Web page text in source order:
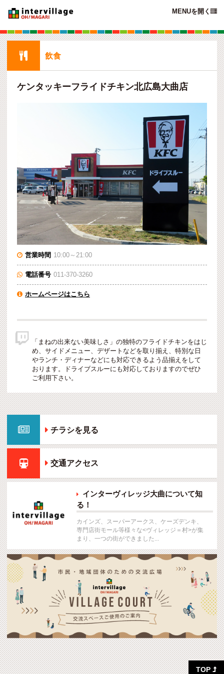
MENUを開く 
 飲食
ケンタッキーフライドチキン北広島大曲店
 営業時間 10:00～21:00
 電話番号 011-370-3260
 ホームページはこちら

「まねの出来ない美味しさ」の独特のフライドチキンをはじ
め、サイドメニュー、デザートなどを取り揃え、特別な日
やランチ・ディナーなどにも対応できるよう品揃えをして
おります。ドライブスルーにも対応しておりますのでぜひ
ご利用下さい。
 チラシを見る
 交通アクセス

インターヴィレッジ大曲について知
る！
カインズ、スーパーアークス、ケーズデンキ、
専門店街モール等様々な<ヴィレッジ＝村>が集
まり、一つの街ができました...
TOP 